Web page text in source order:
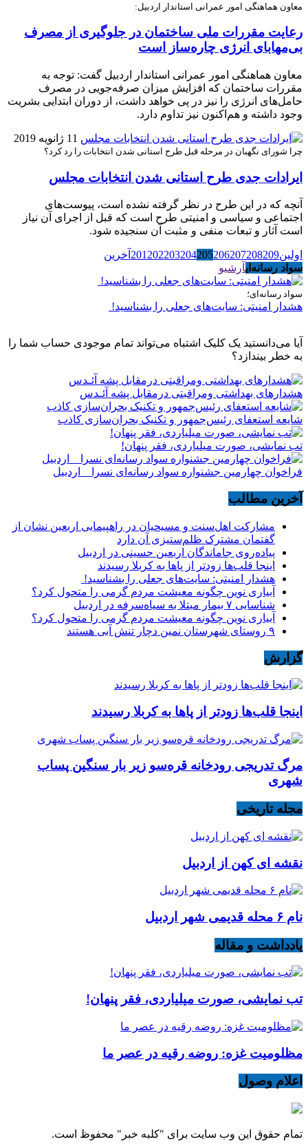
معاون هماهنگی امور عمرانی استاندار اردبیل:
رعایت مقررات ملی ساختمان در جلوگیری از مصرف
بی‌مهابای انرژی چاره‌ساز است
معاون هماهنگی امور عمرانی استاندار اردبیل گفت: توجه به
مقررات ساختمان که افزایش میزان صرفه‌جویی در مصرف
حامل‌های انرژی را نیز در پی خواهد داشت، از دوران ابتدایی بشریت
وجود داشته و هم‌اکنون نیز تداوم دارد.
11 ژانویه 2019
چرا شورای نگهبان در مرحله قبل طرح استانی شدن انتخابات را رد کرد؟
ایرادات جدی طرح استانی شدن انتخابات مجلس
آنچه که در این طرح در نظر گرفته نشده است، پیوست‌های
اجتماعی و سیاسی و امنیتی طرح است که قبل از اجرای آن نیاز
است آثار و تبعات منفی و مثبت آن سنجیده شود.
اولین 201 202203204205206207208209
آخرین
سواد رسانه‌ایآرشیو
سواد رسانه‌ای؛
هشدار امنیتی: سایت‌های جعلی را بشناسید!
آیا می‌دانستید یک کلیک اشتباه می‌تواند تمام موجودی حساب شما را
به خطر بیندازد؟
هشدارهاى بهداشتى ومراقبتى درمقابل پشه آئـدس
شایعه استعفای رئیس‌جمهور و تکنیک بحران‌سازی کاذب
تب نمایشی، صورت میلیاردی، فقر پنهان!
فراخوان چهارمین جشنواره سواد رسانه‌ای نسرا _ اردبیل
آخرین مطالب
مشارکت اهل‌سنت و مسیحیان در راهپیمایی اربعین نشان از
گفتمان مشترک ظلم‌ستیزی آن دارد
پیاده‌روی جاماندگان اربعین حسینی در اردبیل
اینجا قلب‌ها زودتر از پاها به کربلا رسیدند
هشدار امنیتی: سایت‌های جعلی را بشناسید!
آبیاری نوین چگونه معیشت مردم گرمی را متحول کرد؟
شناسایی ۷ بیمار مبتلا به سیاه‌سرفه در اردبیل
آبیاری نوین چگونه معیشت مردم گرمی را متحول کرد؟
۹ روستای شهرستان نمین دچار تنش آبی هستند
گزارش
اینجا قلب‌ها زودتر از پاها به کربلا رسیدند
مرگ تدریجی رودخانه قره‌سو زیر بار سنگین پساب
شهری
مجله تاریخی
نقشه ای کهن از اردبیل
نام ۶ محله قدیمی شهر اردبیل
یادداشت و مقاله
تب نمایشی، صورت میلیاردی، فقر پنهان!
مظلومیت غزه: روضه رقیه در عصر ما
اعلام وصول
تمام حقوق این وب سایت برای "کلبه خبر" محفوظ است.